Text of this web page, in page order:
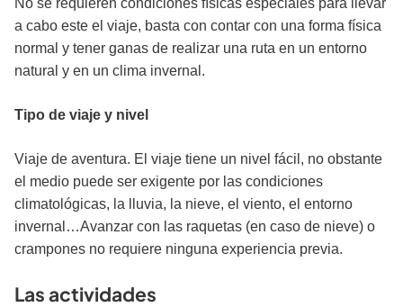
No se requieren condiciones físicas especiales para llevar
a cabo este el viaje, basta con contar con una forma física
normal y tener ga­nas de realizar una ruta en un entorno
natural y en un clima invernal.
Tipo de viaje y nivel
Viaje de aventura. El viaje tiene un nivel fácil, no obstante
el medio puede ser exigente por las condiciones
climatológicas, la lluvia, la nieve, el viento, el entorno
invernal…Avanzar con las raquetas (en caso de nieve) o
crampones no requiere ninguna experiencia previa.
Las actividades